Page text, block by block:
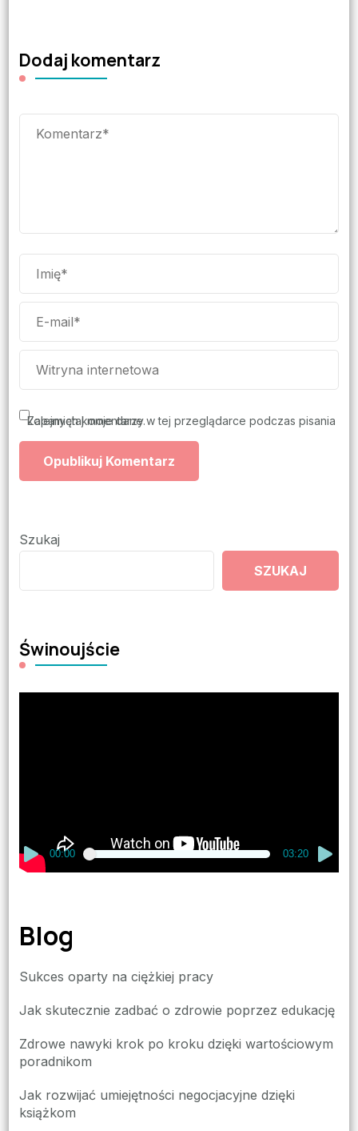
Dodaj komentarz
Zapamiętaj moje dane w tej przeglądarce podczas pisania kolejnych komentarzy.
Szukaj
SZUKAJ
Świnoujście
00:00 03:20
Blog
Sukces oparty na ciężkiej pracy
Jak skutecznie zadbać o zdrowie poprzez edukację
Zdrowe nawyki krok po kroku dzięki wartościowym
poradnikom
Jak rozwijać umiejętności negocjacyjne dzięki
książkom